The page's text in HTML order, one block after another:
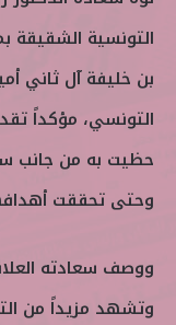
و
ن
ي
ا
التونسية
بن خليفة آل ثاني
التونسي، مؤكداً
حظيت به من جانب
وحتى تحققت
ووصف سعادته
وتشهد مزيداً من